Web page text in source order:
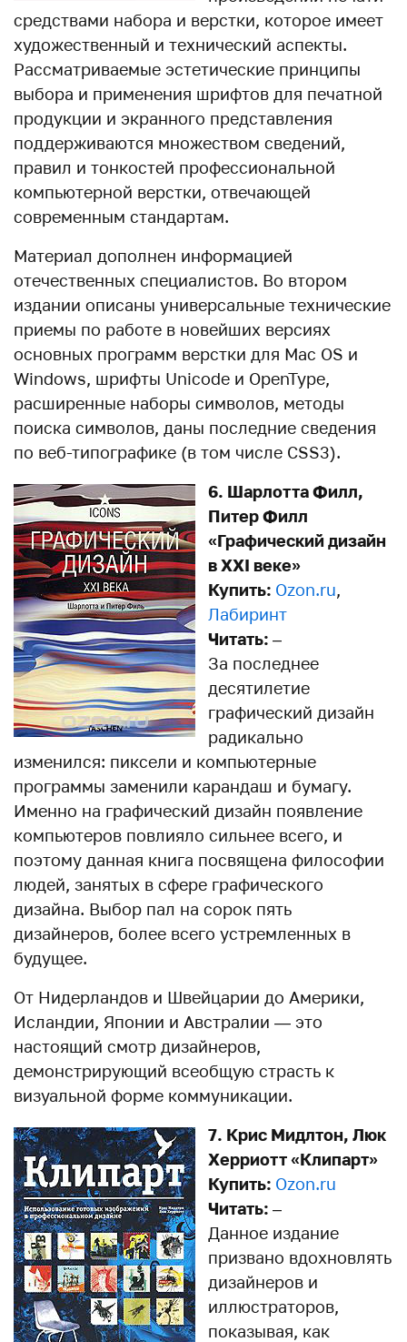
средствами набора и верстки, которое имеет
художественный и технический аспекты.
Рассматриваемые эстетические принципы
выбора и применения шрифтов для печатной
продукции и экранного представления
поддерживаются множеством сведений,
правил и тонкостей профессиональной
компьютерной верстки, отвечающей
современным стандартам.
Материал дополнен информацией
отечественных специалистов. Во втором
издании описаны универсальные технические
приемы по работе в новейших версиях
основных программ верстки для Mac OS и
Windows, шрифты Unicode и OpenType,
расширенные наборы символов, методы
поиска символов, даны последние сведения
по веб-типографике (в том числе CSS3).
6. Шарлотта Филл,
Питер Филл
«Графический дизайн
в XXI векe»
Купить: Ozon.ru,
Лабиринт
Читать: –
За последнее
десятилетие
графический дизайн
радикально
изменился: пиксели и компьютерные
программы заменили карандаш и бумагу.
Именно на графический дизайн появление
компьютеров повлияло сильнее всего, и
поэтому данная книга посвящена философии
людей, занятых в сфере графического
дизайна. Выбор пал на сорок пять
дизайнеров, более всего устремленных в
будущее.
От Нидерландов и Швейцарии до Америки,
Исландии, Японии и Австралии — это
настоящий смотр дизайнеров,
демонстрирующий всеобщую страсть к
визуальной форме коммуникации.
7. Крис Мидлтон, Люк
Херриотт «Клипарт»
Купить: Ozon.ru
Читать: –
Данное издание
призвано вдохновлять
дизайнеров и
иллюстраторов,
показывая, как